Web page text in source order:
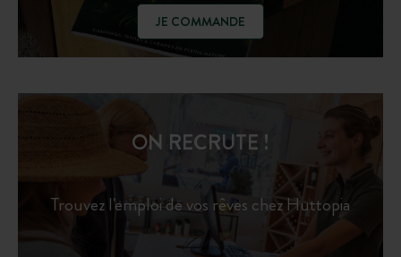
JE COMMANDE
ON RECRUTE !
Trouvez l'emploi de vos rêves chez Huttopia